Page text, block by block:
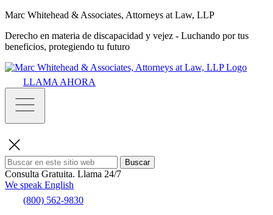
Marc Whitehead & Associates, Attorneys at Law, LLP
Derecho en materia de discapacidad y vejez - Luchando por tus
beneficios, protegiendo tu futuro
LLAMA AHORA
Buscar
Consulta Gratuita. Llama 24/7
We speak English
(800) 562-9830